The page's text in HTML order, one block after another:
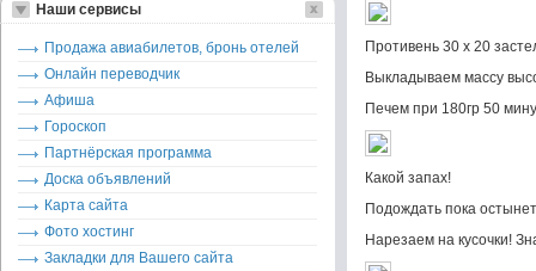
Противень 30 х 20
Выкладываем массу
Печем при 180гр 50
Какой запах!
Подождать пока
Нарезаем на кусочки!
Наши сервисы
Продажа авиабилетов, бронь отелей
Онлайн переводчик
Афиша
Гороскоп
Партнёрская программа
Доска объявлений
Карта сайта
Фото хостинг
Закладки для Вашего сайта